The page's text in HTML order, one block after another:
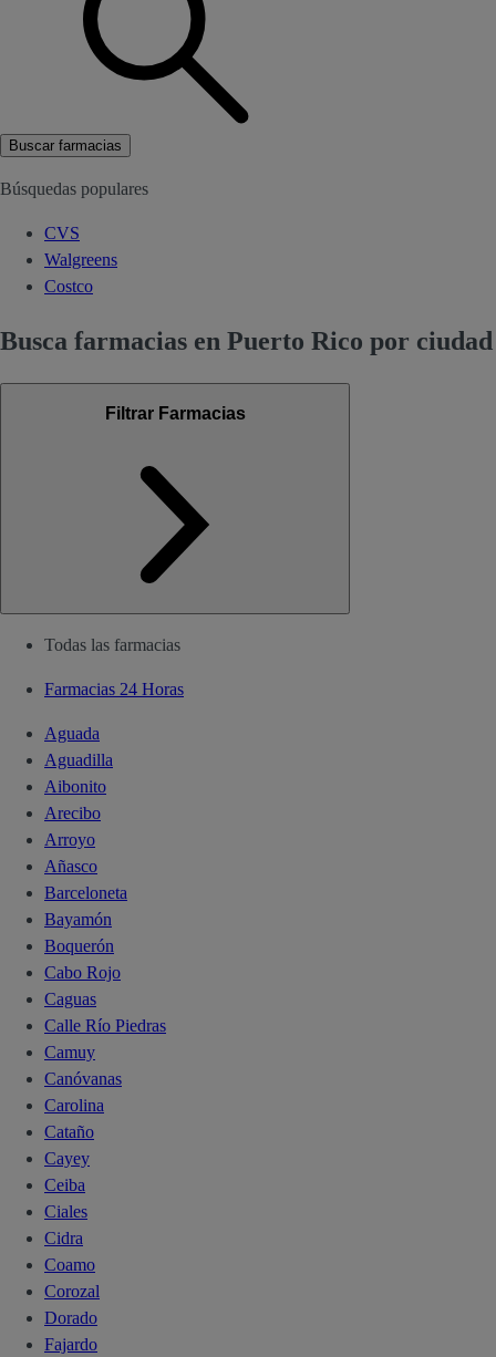
Buscar farmacias
Búsquedas populares
CVS
Walgreens
Costco
Busca farmacias en Puerto Rico por ciudad
Filtrar Farmacias
Todas las farmacias
Farmacias 24 Horas
Aguada
Aguadilla
Aibonito
Arecibo
Arroyo
Añasco
Barceloneta
Bayamón
Boquerón
Cabo Rojo
Caguas
Calle Río Piedras
Camuy
Canóvanas
Carolina
Cataño
Cayey
Ceiba
Ciales
Cidra
Coamo
Corozal
Dorado
Fajardo